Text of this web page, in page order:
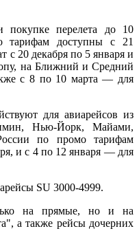
покупке перелета до 10
тарифам доступны с 21
с 20 декабря по 5 января и
на Ближний и Средний
с 8 по 10 марта — для
для авиарейсов из
Нью-Йорк, Майами,
по промо тарифам
и с 4 по 12 января — для
SU 3000-4999.
на прямые, но и на
а также рейсы дочерних